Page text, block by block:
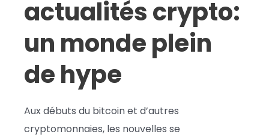
actualités crypto:
un monde plein
de hype
Aux débuts du bitcoin et d’autres
cryptomonnaies, les nouvelles se